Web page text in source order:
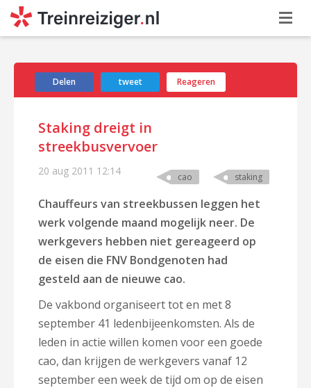
Delen tweet Reageren
Staking dreigt in
streekbusvervoer
20 aug 2011 12:14 cao staking
Chauffeurs van streekbussen leggen het
werk volgende maand mogelijk neer. De
werkgevers hebben niet gereageerd op
de eisen die FNV Bondgenoten had
gesteld aan de nieuwe cao.
De vakbond organiseert tot en met 8
september 41 ledenbijeenkomsten. Als de
leden in actie willen komen voor een goede
cao, dan krijgen de werkgevers vanaf 12
september een week de tijd om op de eisen